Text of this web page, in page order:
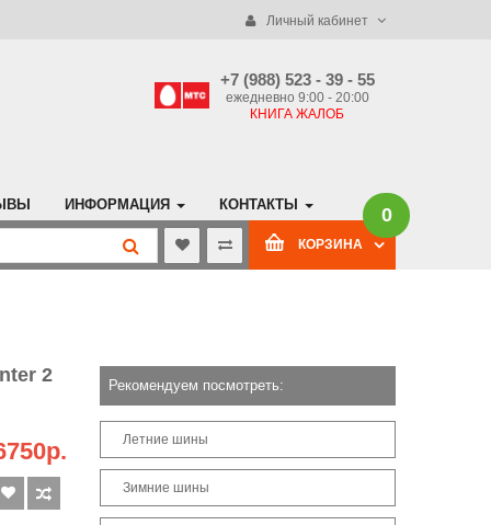
Личный кабинет
+7 (988) 523 - 39 - 55
ежедневно 9:00 - 20:00
КНИГА ЖАЛОБ
ИНФОРМАЦИЯ КОНТАКТЫ
КОРЗИНА
0
2
Рекомендуем посмотреть:
Летние шины
Зимние шины